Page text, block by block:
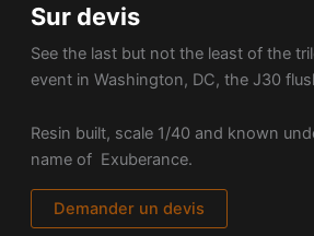
Sur devis
See the last but not the least of the
event in Washington, DC, the J30
Resin built, scale 1/40 and known
name of Exuberance.
Demander un devis